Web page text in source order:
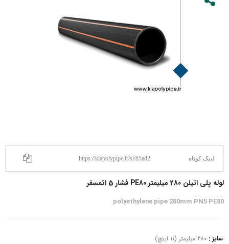
لینک کوتاه https://kiapolypipe.ir/sl/85ad2
لوله پلی اتیلن 280 میلیمتر PE80 فشار 5 اتمسفر
polyethylene pipe 280mm PN5 PE80
سایز : 280 میلیمتر (11 اینچ)